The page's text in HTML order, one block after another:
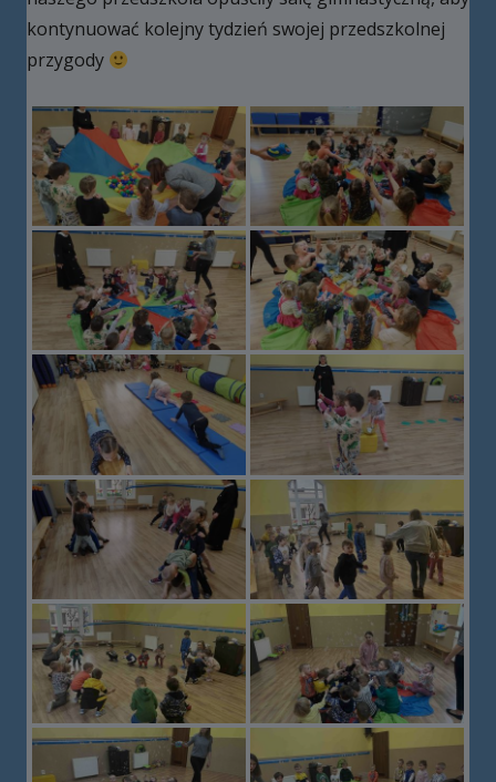
kontynuować kolejny tydzień swojej przedszkolnej
przygody